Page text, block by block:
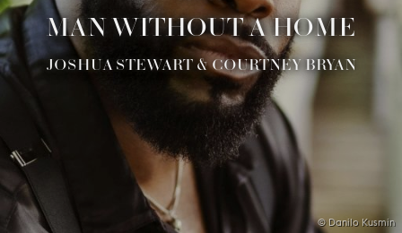
TICKETS &
ABONNEMENTEN
UW
BEZOEK
JONG
PUBLIEK
© Danilo Kusmin
MAN WITHOUT A HOME
JOSHUA STEWART & COURTNEY BRYAN